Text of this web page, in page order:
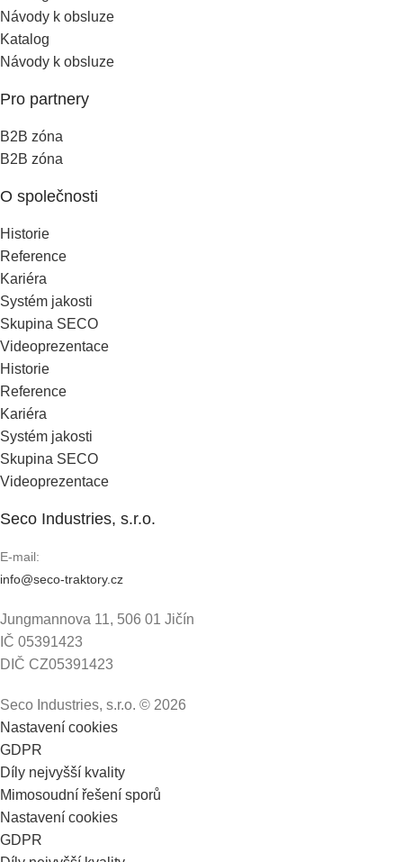
Návody k obsluze
Katalog
Návody k obsluze
Pro partnery
B2B zóna
B2B zóna
O společnosti
Historie
Reference
Kariéra
Systém jakosti
Skupina SECO
Videoprezentace
Historie
Reference
Kariéra
Systém jakosti
Skupina SECO
Videoprezentace
Seco Industries, s.r.o.
E-mail:
info@seco-traktory.cz
Jungmannova 11, 506 01 Jičín
IČ 05391423
DIČ CZ05391423
Seco Industries, s.r.o. © 2026
Nastavení cookies
GDPR
Díly nejvyšší kvality
Mimosoudní řešení sporů
Nastavení cookies
GDPR